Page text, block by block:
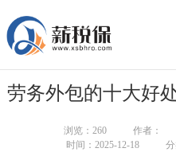
劳务外包的十大好
浏览： 260 作者：
时间：2025-12-18